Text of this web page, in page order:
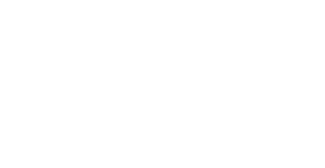
for å se våre jobbmuligheter.​